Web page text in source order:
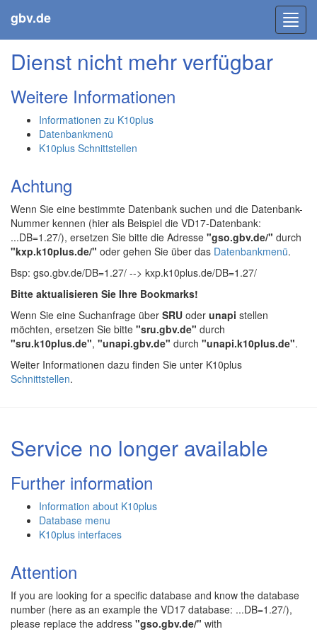
gbv.de
Dienst nicht mehr verfügbar
Weitere Informationen
Informationen zu K10plus
Datenbankmenü
K10plus Schnittstellen
Achtung
Wenn Sie eine bestimmte Datenbank suchen und die Datenbank-
Nummer kennen (hier als Beispiel die VD17-Datenbank:
...DB=1.27/), ersetzen Sie bitte die Adresse "gso.gbv.de/" durch
"kxp.k10plus.de/" oder gehen Sie über das Datenbankmenü.
Bsp: gso.gbv.de/DB=1.27/ --> kxp.k10plus.de/DB=1.27/
Bitte aktualisieren Sie Ihre Bookmarks!
Wenn Sie eine Suchanfrage über SRU oder unapi stellen
möchten, ersetzen Sie bitte "sru.gbv.de" durch
"sru.k10plus.de", "unapi.gbv.de" durch "unapi.k10plus.de".
Weiter Informationen dazu finden Sie unter K10plus
Schnittstellen.
Service no longer available
Further information
Information about K10plus
Database menu
K10plus interfaces
Attention
If you are looking for a specific database and know the database
number (here as an example the VD17 database: ...DB=1.27/),
please replace the address "gso.gbv.de/" with